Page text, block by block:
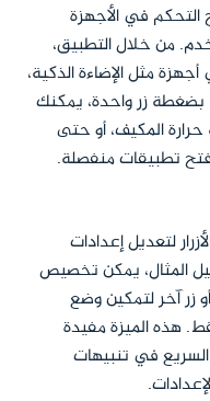
التحكم في الأجهزة
من خلال التطبيق،
مثل الإضاءة الذكية،
بضغطة زر واحدة، يمكنك
حرارة المكيف، أو حتى
فتح تطبيقات منفصلة.
لتعديل إعدادات
المثال، يمكن تخصيص
زر آخر لتمكين وضع
هذه الميزة مفيدة
في تنبيهات